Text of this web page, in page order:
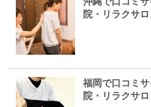
院・リラクサ
福岡で口コミ
院・リラクサ